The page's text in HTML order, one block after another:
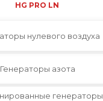
Генераторы азота
нулевого воздуха
генераторы
HG PRO LN